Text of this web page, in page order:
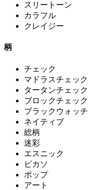
スリートーン
カラフル
クレイジー
柄
チェック
マドラスチェック
タータンチェック
ブロックチェック
ブラックウォッチ
ネイティブ
総柄
迷彩
エスニック
ピカソ
ポップ
アート